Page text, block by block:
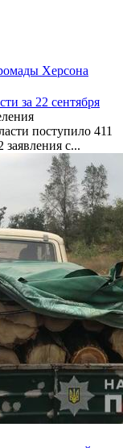
Херсона
за 22 сентября
поступило 411
с...